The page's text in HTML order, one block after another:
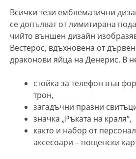
Всички тези емблематични
се допълват от лимитирана
чийто външен дизайн
Вестерос, вдъхновена от
драконови яйца на Денерис. В
стойка за телефон във
трон,
загадъчни празни
значка „Ръката на краля“,
както и набор от
аксесоари – пощенски